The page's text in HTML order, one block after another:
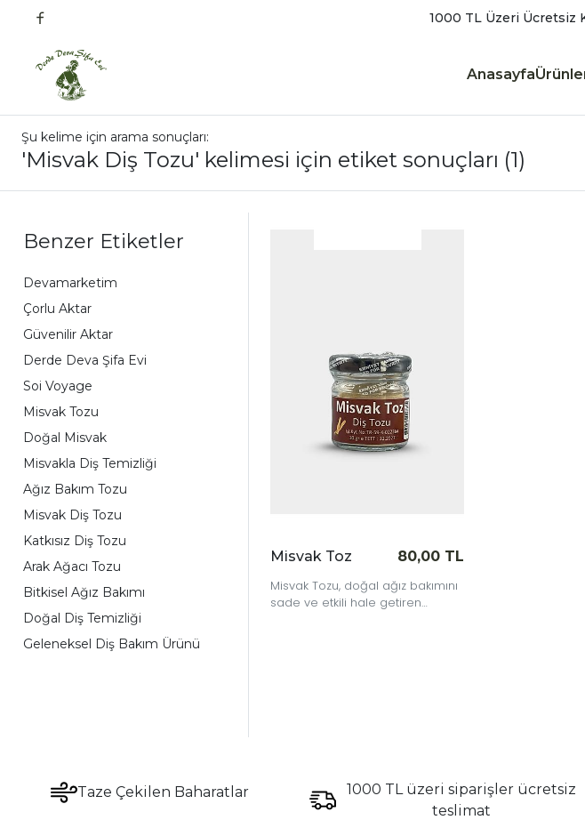
1000 TL Üzeri Ücretsiz
Anasayfa
Şu kelime için arama sonuçları:
'Misvak Diş Tozu' kelimesi için etiket sonuçları (1)
Benzer Etiketler
Devamarketim
Çorlu Aktar
Güvenilir Aktar
Derde Deva Şifa Evi
Soi Voyage
Misvak Tozu
Doğal Misvak
Misvakla Diş Temizliği
Ağız Bakım Tozu
Misvak Diş Tozu
Katkısız Diş Tozu
Arak Ağacı Tozu
Bitkisel Ağız Bakımı
Doğal Diş Temizliği
Geleneksel Diş Bakım Ürünü
Misvak Toz
80,00 TL
Misvak Tozu, doğal ağız bakımını
sade ve etkili hale getiren
Taze Çekilen Baharatlar
1000 TL üzeri siparişler ücretsiz
teslimat